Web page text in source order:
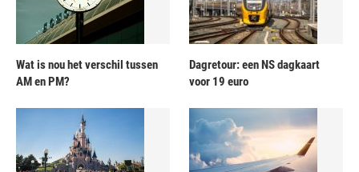
Wat is nou het verschil tussen
AM en PM?
Dagretour: een NS dagkaart
voor 19 euro